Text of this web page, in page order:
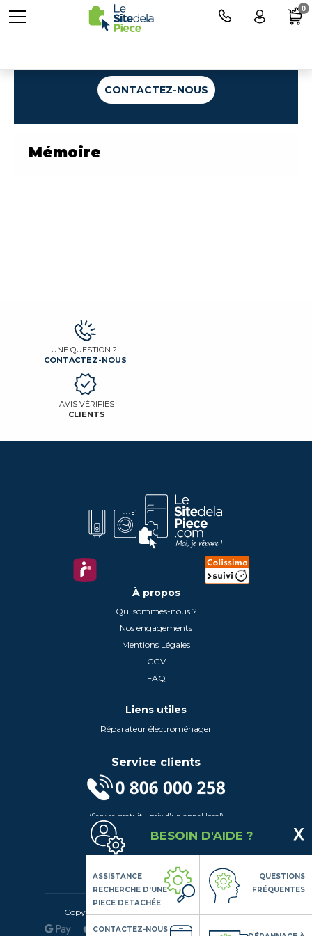
CONTACTEZ-NOUS
Mémoire
UNE QUESTION ?
CONTACTEZ-NOUS
AVIS VÉRIFIÉS
CLIENTS
À propos
Qui sommes-nous ?
Nos engagements
Mentions Légales
CGV
FAQ
Liens utiles
Réparateur électroménager
Service clients
(Service gratuit + prix d'un appel local)
Lundi au Vendredi de 9h à 18h
Contactez-Nous
Suivez-nous
0
Copyright© 2020 LSDLP, Tous droits réservés
BESOIN D'AIDE ?
ASSISTANCE
RECHERCHE D'UNE
PIECE DETACHÉE
QUESTIONS
FRÉQUENTES
CONTACTEZ-NOUS